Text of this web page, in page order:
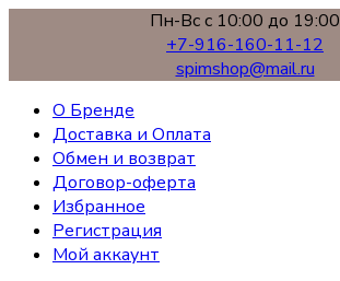
Пн-Вс с 10:00 до 19:00
+7-916-160-11-12
spimshop@mail.ru
О Бренде
Доставка и Оплата
Обмен и возврат
Договор-оферта
Избранное
Регистрация
Мой аккаунт